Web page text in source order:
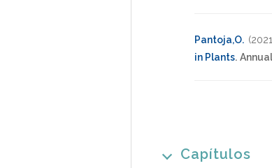
Pantoja,O.
in Plants.
Capítulos